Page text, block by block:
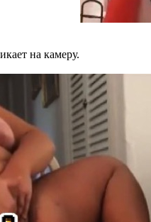
на камеру.